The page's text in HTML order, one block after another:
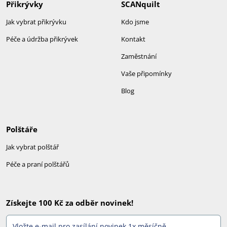
SCANquilt
Kdo jsme
Kontakt
Zaměstnání
Vaše připomínky
Blog
Přikrývky
Jak vybrat přikrývku
Péče a údržba přikrývek
Polštáře
Jak vybrat polštář
Péče a praní polštářů
Získejte 100 Kč za odběr novinek!